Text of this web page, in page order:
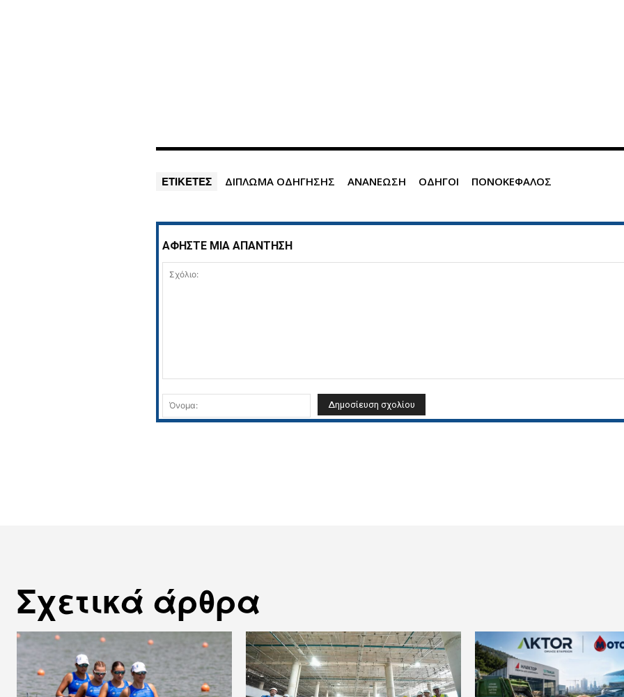
ΕΤΙΚΕΤΕΣ ΔΙΠΛΩΜΑ ΟΔΗΓΗΣΗΣ ΑΝΑΝΕΩΣΗ ΟΔΗΓΟΙ ΠΟΝΟΚΕΦΑΛΟΣ
ΑΦΗΣΤΕ ΜΙΑ ΑΠΑΝΤΗΣΗ
Όνομα:
Σχετικά άρθρα